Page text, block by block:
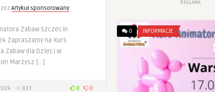
Artykuł sponsorowany
Zabaw Szczecin
Zapraszamy na Kurs
Zabaw dla Dzieci w
Marzysz […]
833 0 0
REKLAMA
0 INFORMACJE